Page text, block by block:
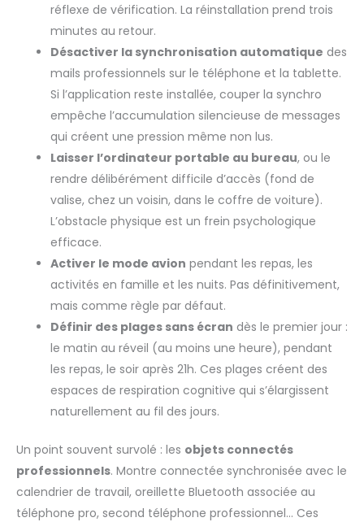
réflexe de vérification. La réinstallation prend trois
minutes au retour.
Désactiver la synchronisation automatique des
mails professionnels sur le téléphone et la tablette.
Si l’application reste installée, couper la synchro
empêche l’accumulation silencieuse de messages
qui créent une pression même non lus.
Laisser l’ordinateur portable au bureau, ou le
rendre délibérément difficile d’accès (fond de
valise, chez un voisin, dans le coffre de voiture).
L’obstacle physique est un frein psychologique
efficace.
Activer le mode avion pendant les repas, les
activités en famille et les nuits. Pas définitivement,
mais comme règle par défaut.
Définir des plages sans écran dès le premier jour :
le matin au réveil (au moins une heure), pendant
les repas, le soir après 21h. Ces plages créent des
espaces de respiration cognitive qui s’élargissent
naturellement au fil des jours.
Un point souvent survolé : les objets connectés
professionnels. Montre connectée synchronisée avec le
calendrier de travail, oreillette Bluetooth associée au
téléphone pro, second téléphone professionnel… Ces